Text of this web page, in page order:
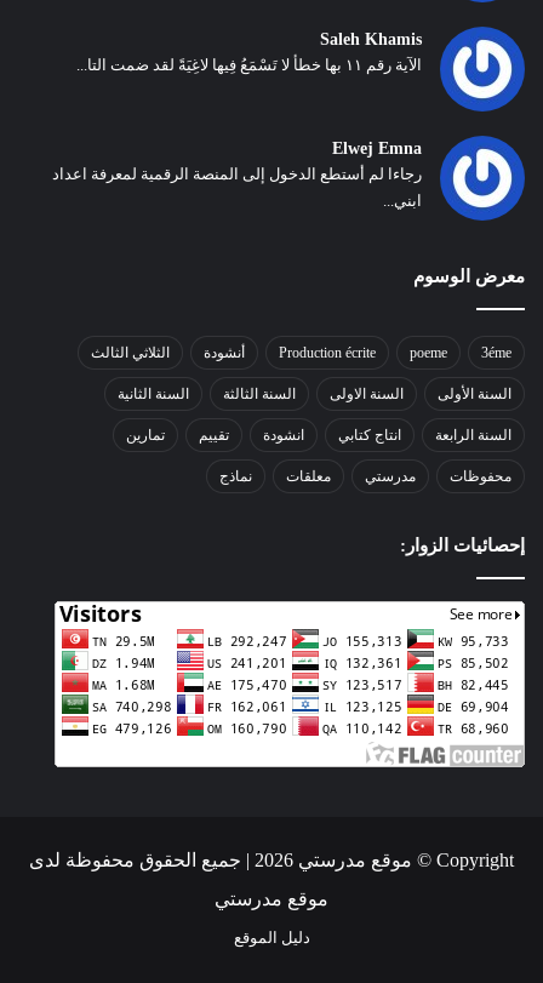
Saleh Khamis
الآية رقم ١١ بها خطأ لا تَسْمَعُ فِيها لاغِيَةً لقد ضمت التا...
Elwej Emna
رجاءا لم أستطع الدخول إلى المنصة الرقمية لمعرفة اعداد
ابني...
معرض الوسوم
3éme
poeme
Production écrite أنشودة الثلاثي الثالث
السنة الأولى السنة الاولى السنة الثالثة السنة الثانية
السنة الرابعة انتاج كتابي انشودة تقييم تمارين
محفوظات مدرستي معلقات نماذج
إحصائيات الزوار:
Copyright © موقع مدرستي 2026 | جميع الحقوق محفوظة لدى
موقع مدرستي
دليل الموقع